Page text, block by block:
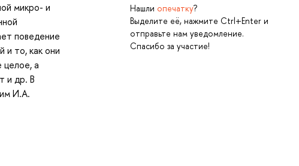
Нашли опечатку?
Выделите её, нажмите Ctrl+Enter и
отправьте нам уведомление.
Спасибо за участие!
микро- и
поведение
и то, как они
целое, а
и др. В
И.А.